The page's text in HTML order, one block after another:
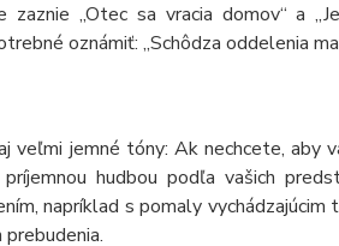
„Otec sa vracia domov“ a
oznámiť: „Schôdza oddelenia
veľmi jemné tóny: Ak nechcete, aby
hudbou podľa vašich
napríklad s pomaly